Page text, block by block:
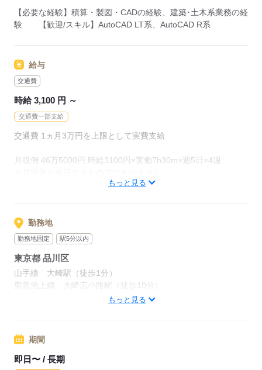
たくさんのお仕事の中からあなたのご希望に合わせて選べます♪
09月、10月スタートのご希望の方も
【必要な経験】積算・製図・CADの経験、建築･土木系業務の経
験 【歓迎/スキル】AutoCAD LT系、AutoCAD R系
給与
交通費
時給 3,100 円 ～
交通費一部支給
交通費 1ヵ月3万円を上限として実費支給
月収例 46万5000円 時給3100円×実働7h30m×週5日×4週
もっと見る
勤務地
勤務地固定 駅5分以内
東京都 品川区
山手線 大崎駅（徒歩1分）
東急池上線 大崎広小路駅（徒歩10分）
もっと見る
期間
即日〜 / 長期